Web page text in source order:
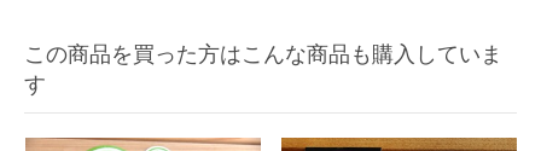
この商品を買った方はこんな商品も購入していま
す